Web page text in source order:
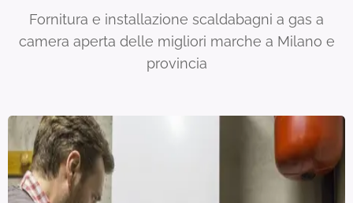
Fornitura e installazione scaldabagni a gas a
camera aperta delle migliori marche a Milano e
provincia